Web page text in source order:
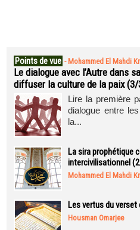
Points de vue - Mohammed El Mahdi
Le dialogue avec l’Autre dans
diffuser la culture de la paix (3/
Lire la première
dialogue entre
la...
La sira prophétique
intercivilisationnel
Mohammed El Mahdi
Les vertus du verset
Housman Omarjee